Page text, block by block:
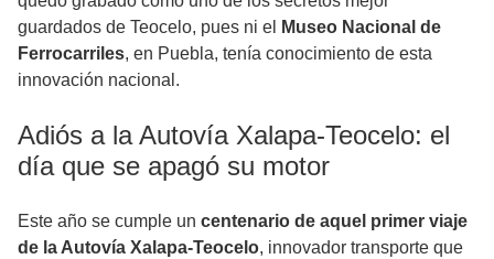
guardados de Teocelo, pues ni el
Museo Nacional de
Ferrocarriles, en Puebla, tenía conocimiento de esta
innovación nacional.
Adiós a la Autovía Xalapa-Teocelo: el
día que se apagó su motor
Este año se cumple un centenario de aquel primer viaje
de la Autovía Xalapa-Teocelo, innovador transporte que